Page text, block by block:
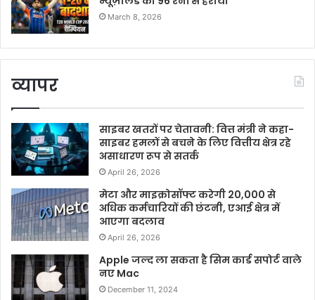
March 8, 2026
व्यापर
साइबर खतरों पर चेतावनी: वित्त मंत्री ने कहा-
साइबर हमलों से बचने के लिए वित्तीय क्षेत्र रहे
असाधारण रूप से सतर्क
April 26, 2026
मेटा और माइक्रोसॉफ्ट करेगी 20,000 से
अधिक कर्मचारियों की छंटनी, एआई क्षेत्र में
आएगा बदलाव
April 26, 2026
Apple जल्द ला सकता है सिम कार्ड सपोर्ट वाले
नए Mac
December 11, 2024